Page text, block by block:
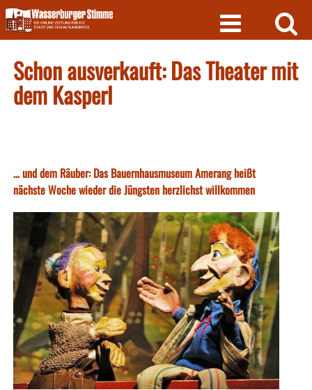
Skip
to
content
Schon ausverkauft: Das Theater mit
dem Kasperl
... und dem Räuber: Das Bauernhausmuseum Amerang heißt
nächste Woche wieder die Jüngsten herzlichst willkommen